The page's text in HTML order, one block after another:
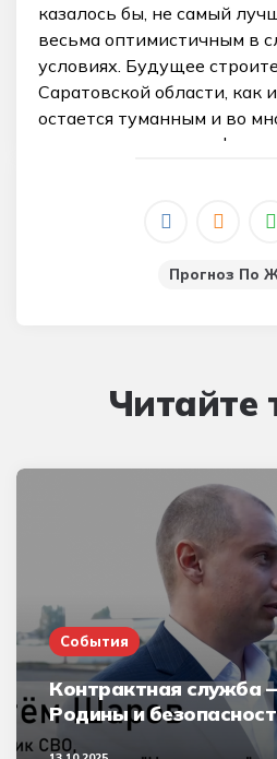
казалось бы, не самый
весьма оптимистичным в
условиях. Будущее
Саратовской области, как
остается туманным и во
изменения внешних
Прогноз По
Читайте
События
Контрактная служба
Родины и